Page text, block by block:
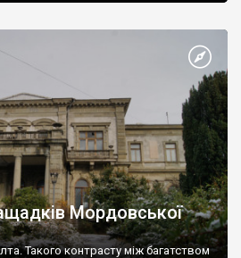
Мордовської
Такого контрасту між багатством